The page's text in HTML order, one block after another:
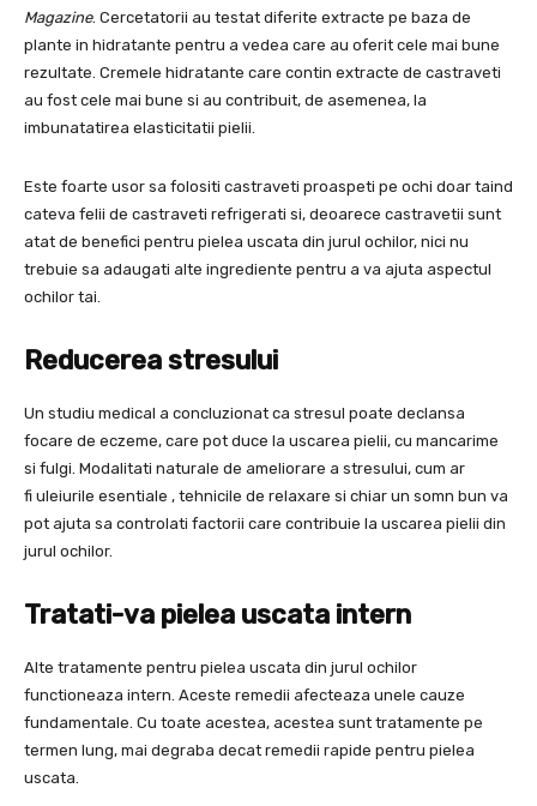
Magazine. Cercetatorii au testat diferite extracte pe baza de
plante in hidratante pentru a vedea care au oferit cele mai bune
rezultate. Cremele hidratante care contin extracte de castraveti
au fost cele mai bune si au contribuit, de asemenea, la
imbunatatirea elasticitatii pielii.
Este foarte usor sa folositi castraveti proaspeti pe ochi doar taind
cateva felii de castraveti refrigerati si, deoarece castravetii sunt
atat de benefici pentru pielea uscata din jurul ochilor, nici nu
trebuie sa adaugati alte ingrediente pentru a va ajuta aspectul
ochilor tai.
Reducerea stresului
Un studiu medical a concluzionat ca stresul poate declansa
focare de eczeme, care pot duce la uscarea pielii, cu mancarime
si fulgi. Modalitati naturale de ameliorare a stresului, cum ar
fi uleiurile esentiale , tehnicile de relaxare si chiar un somn bun va
pot ajuta sa controlati factorii care contribuie la uscarea pielii din
jurul ochilor.
Tratati-va pielea uscata intern
Alte tratamente pentru pielea uscata din jurul ochilor
functioneaza intern. Aceste remedii afecteaza unele cauze
fundamentale. Cu toate acestea, acestea sunt tratamente pe
termen lung, mai degraba decat remedii rapide pentru pielea
uscata.